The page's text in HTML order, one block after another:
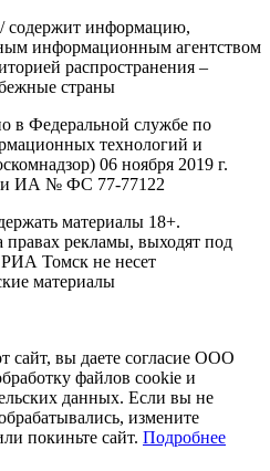
содержит информацию,
информационным агентством
распространения –
страны
в Федеральной службе по
технологий и
06 ноября 2019 г.
ИА № ФС 77-77122
материалы 18+.
рекламы, выходят под
Томск не несет
материалы
сайт, вы даете согласие ООО
файлов cookie и
данных. Если вы не
измените
покиньте сайт. Подробнее